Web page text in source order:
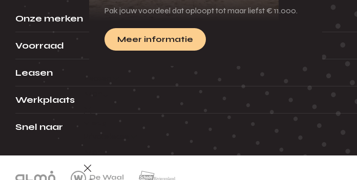
Pak jouw voordeel dat oploopt tot maar liefst € 11.000.
Meer informatie
Onze merken
Voorraad
Leasen
Werkplaats
Snel naar